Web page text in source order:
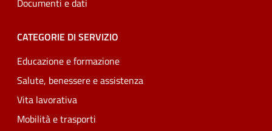
Documenti e dati
CATEGORIE DI SERVIZIO
Educazione e formazione
Salute, benessere e assistenza
Vita lavorativa
Mobilità e trasporti